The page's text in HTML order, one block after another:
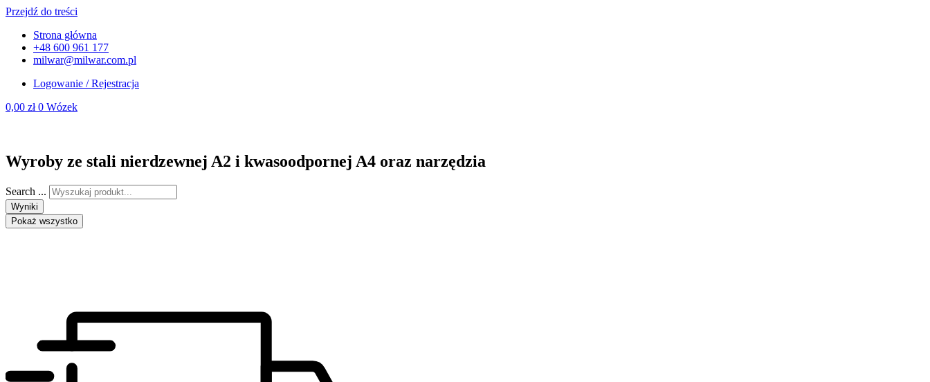
Przejdź do treści
Strona główna
+48 600 961 177
milwar@milwar.com.pl
Logowanie / Rejestracja
0,00 zł 0 Wózek
Wyroby ze stali nierdzewnej A2 i kwasoodpornej A4 oraz narzędzia
Search ...
Wyniki
Pokaż wszystko